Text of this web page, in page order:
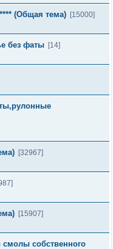
(Общая тема) [15000]
без фаты [14]
[32967]
[15907]
собственного